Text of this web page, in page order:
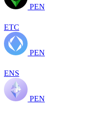
PEN
ETC
PEN
ENS
PEN